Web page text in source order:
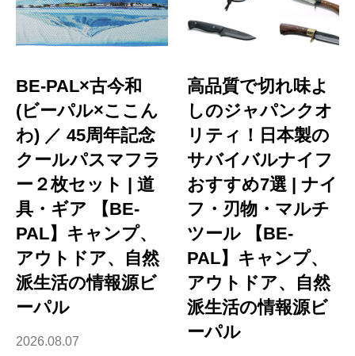
BE-PAL×古今和
(ビーパル×ここん
わ) ／ 45周年記念
クールパスマフラ
ー２枚セット | 道
具・ギア 【BE-
PAL】キャンプ、
アウトドア、自然
派生活の情報源ビ
ーパル
2026.08.07
高品質で切れ味よ
しのジャパンクオ
リティ！日本製の
サバイバルナイフ
おすすめ7選 | ナイ
フ・刃物・マルチ
ツール 【BE-
PAL】キャンプ、
アウトドア、自然
派生活の情報源ビ
ーパル